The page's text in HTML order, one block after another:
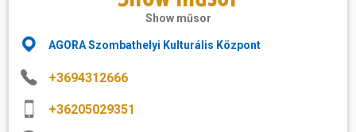
Show műsor
AGORA Szombathelyi Kulturális Központ
+3694312666
+36205029351